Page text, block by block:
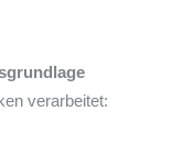
verarbeitet: